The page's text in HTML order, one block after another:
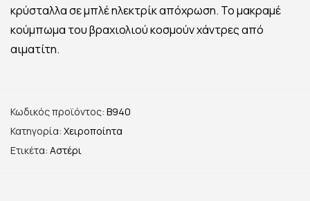
κρύσταλλα σε μπλέ ηλεκτρίκ απόχρωση. Το μακραμέ
κούμπωμα του βραχιολιού κοσμούν χάντρες από
αιματίτη.
Κωδικός προϊόντος: B940
Κατηγορία: Χειροποίητα
Ετικέτα: Αστέρι